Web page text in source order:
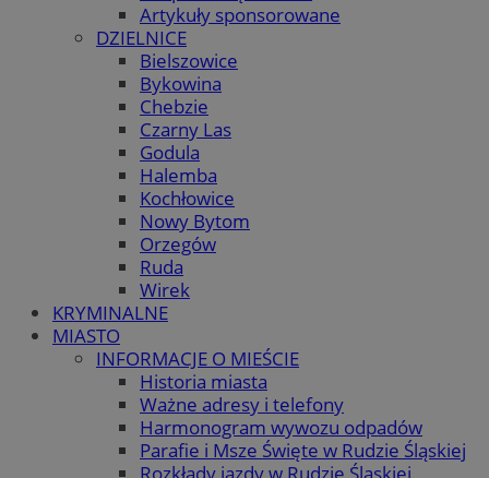
Artykuły sponsorowane
DZIELNICE
Bielszowice
Bykowina
Chebzie
Czarny Las
Godula
Halemba
Kochłowice
Nowy Bytom
Orzegów
Ruda
Wirek
KRYMINALNE
MIASTO
INFORMACJE O MIEŚCIE
Historia miasta
Ważne adresy i telefony
Harmonogram wywozu odpadów
Parafie i Msze Święte w Rudzie Śląskiej